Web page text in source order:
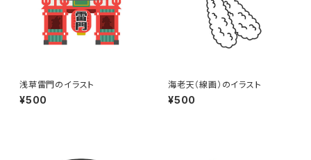
浅草雷門のイラスト
¥500
海老天（線画）のイラスト
¥500